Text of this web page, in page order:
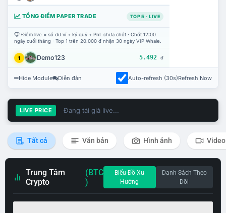
TỔNG ĐIỂM PAPER TRADE TOP 5 · LIVE
Điểm live = số dư ví + ký quỹ + PnL chưa chốt · Chốt 12:00
ngày cuối tháng · Top 1 trên 20.000 đ nhận 30 ngày VIP Whale.
1 Demo123 5.492 đ
Hide Module Diễn đàn Auto-refresh (30s)Refresh Now
LIVE PRICE Đang tải giá live...
Tất cả Văn bản Hình ảnh Video
Trung Tâm
Crypto
(BTC
)
Biểu Đồ Xu
Hướng
Danh Sách Theo
Dõi